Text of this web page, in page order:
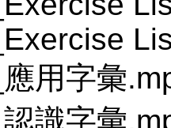
用字彙
識字彙